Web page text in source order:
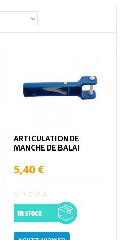
ARTICULATION DE
MANCHE DE BALAI
5,40 €